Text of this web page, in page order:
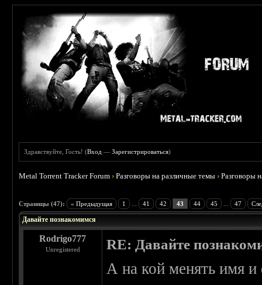
Здравствуйте, Гость! (Вход —Зарегистрироваться)
Metal Torrent Tracker Forum ›Разговоры на различные темы ›Разговоры
Страницы (47): « Предыдущая 1 41 42 43 44 45 47
Давайте познакомимся
Rodrigo777
Unregistered RE: Давайте
А на кой менять имя и